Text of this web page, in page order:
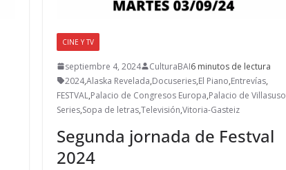
CINE Y TV
septiembre 4, 2024 CulturaBAI6 minutos de lectura
2024,Alaska Revelada,Docuseries,El Piano,Entrevías,
FESTVAL,Palacio de Congresos Europa,Palacio de Villasuso
Series,Sopa de letras,Televisión,Vitoria-Gasteiz
Segunda jornada de Festval
2024